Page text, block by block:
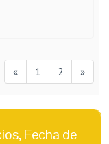
« 1 2 »
Fecha de